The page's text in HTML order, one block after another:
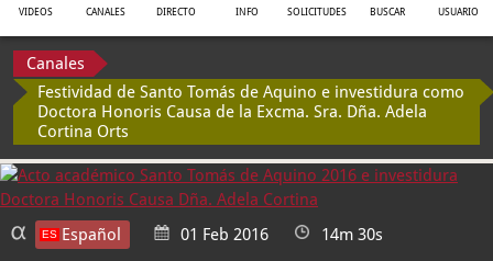
VIDEOS CANALES DIRECTO INFO SOLICITUDES BUSCAR USUARIO
Canales
Festividad de Santo Tomás de Aquino e investidura como
Doctora Honoris Causa de la Excma. Sra. Dña. Adela
Cortina Orts
Español 01 Feb 2016 14m 30s